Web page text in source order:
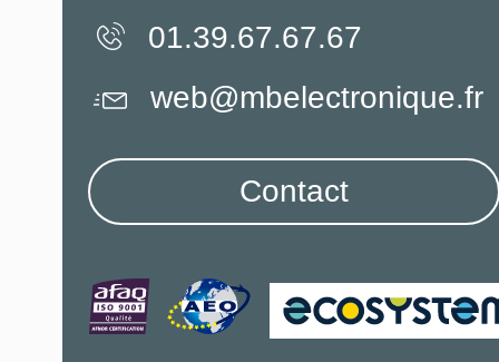
01.39.67.67.67
web@mbelectronique.fr
Contact